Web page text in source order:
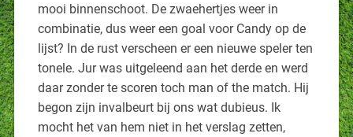
mooi binnenschoot. De zwaehertjes weer in
combinatie, dus weer een goal voor Candy op de
lijst? In de rust verscheen er een nieuwe speler ten
tonele. Jur was uitgeleend aan het derde en werd
daar zonder te scoren toch man of the match. Hij
begon zijn invalbeurt bij ons wat dubieus. Ik
mocht het van hem niet in het verslag zetten,